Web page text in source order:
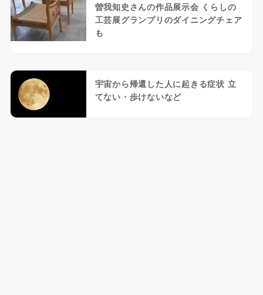
曽我知史さんの作品展示会 くらしの
工芸展グランプリのダイニングチェア
も
宇宙から帰還した人に起きる症状 立
てない・歩けないなど